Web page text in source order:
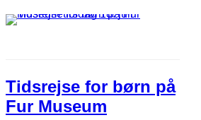
Tidsrejse for børn på
Fur Museum